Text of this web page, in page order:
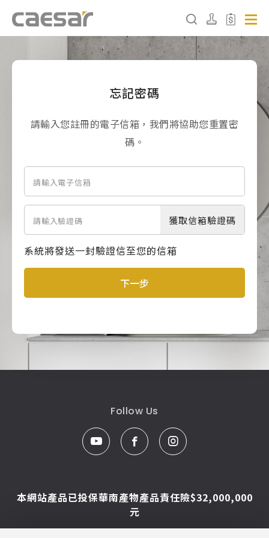
販賣中商品 已下架商品
搜尋產品
販賣中商品 已下架商品
忘記密碼
請輸入您註冊的電子信箱，我們將協助您重置密
碼。
獲取信箱驗證碼
系統將發送一封驗證信至您的信箱
下一步
Follow Us
本網站產品已投保華南產物產品責任險$32,000,000
元